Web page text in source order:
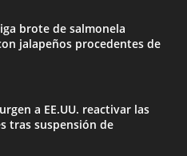
brote de salmonela
jalapeños procedentes de
a EE.UU. reactivar las
tras suspensión de